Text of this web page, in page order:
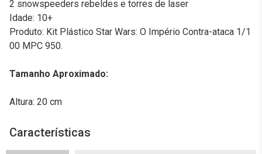
2 snowspeeders rebeldes e torres de laser
Idade: 10+
Produto: Kit Plástico Star Wars: O Império Contra-ataca 1/1
00 MPC 950.
Tamanho Aproximado:
Altura: 20 cm
Características